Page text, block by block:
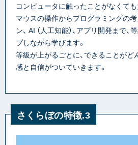
コンピュータに触ったことがなくて
マウスの操作からプログラミングの考
ン、 AI （人工知能）、アプリ開発まで
プしながら学びます。
等級が上がるごとに、できることがど
感と自信がついていきます。
さくらぼの特徴.3